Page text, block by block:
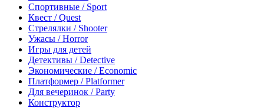
Спортивные / Sport
Квест / Quest
Стрелялки / Shooter
Ужасы / Horror
Игры для детей
Детективы / Detective
Экономические / Economic
Платформер / Platformer
Для вечеринок / Party
Конструктор